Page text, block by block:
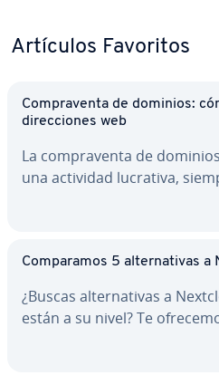
Artículos Favoritos
Co­m­pra­ve­n­ta de dominios:
di­re­c­cio­nes web
La co­m­pra­ve­n­ta de
una actividad lucrativa,
Co­m­pa­ra­mos 5 al­te­r­na­ti­vas a
¿Buscas al­te­r­na­ti­vas a
están a su nivel? Te